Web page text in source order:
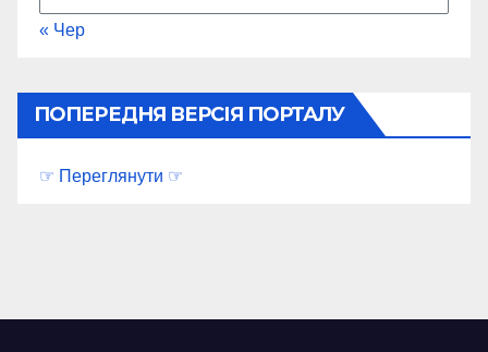
« Чер
ПОПЕРЕДНЯ ВЕРСІЯ ПОРТАЛУ
☞ Переглянути ☞